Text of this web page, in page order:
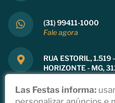
(31) 99411-1000
Fale agora
RUA ESTORIL, 1.519
HORIZONTE - MG,
Las Festas informa: